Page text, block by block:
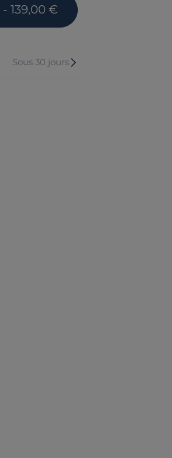
- 139,00 €
Sous 30 jours